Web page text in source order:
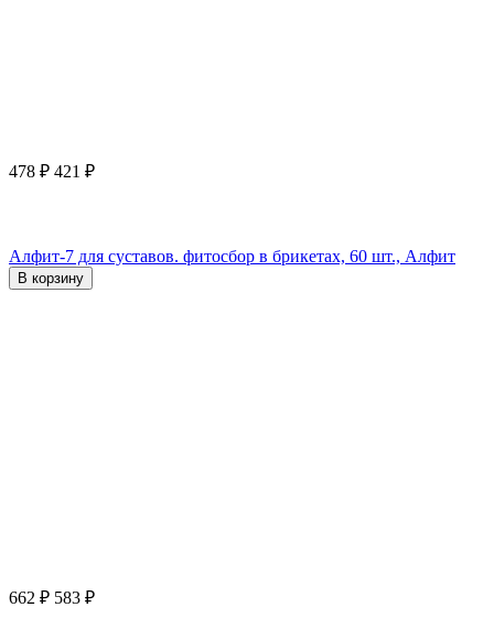
478 ₽ 421 ₽
Алфит-7 для суставов. фитосбор в брикетах, 60 шт., Алфит
В корзину
662 ₽ 583 ₽